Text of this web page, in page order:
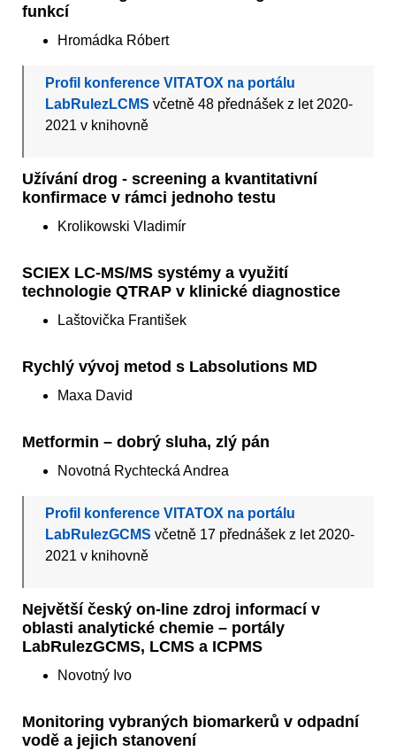
funkcí
Hromádka Róbert
Profil konference VITATOX na portálu
LabRulezLCMS včetně 48 přednášek z let 2020-
2021 v knihovně
Užívání drog - screening a kvantitativní
konfirmace v rámci jednoho testu
Krolikowski Vladimír
SCIEX LC-MS/MS systémy a využití
technologie QTRAP v klinické diagnostice
Laštovička František
Rychlý vývoj metod s Labsolutions MD
Maxa David
Metformin – dobrý sluha, zlý pán
Novotná Rychtecká Andrea
Profil konference VITATOX na portálu
LabRulezGCMS včetně 17 přednášek z let 2020-
2021 v knihovně
Největší český on-line zdroj informací v
oblasti analytické chemie – portály
LabRulezGCMS, LCMS a ICPMS
Novotný Ivo
Monitoring vybraných biomarkerů v odpadní
vodě a jejich stanovení